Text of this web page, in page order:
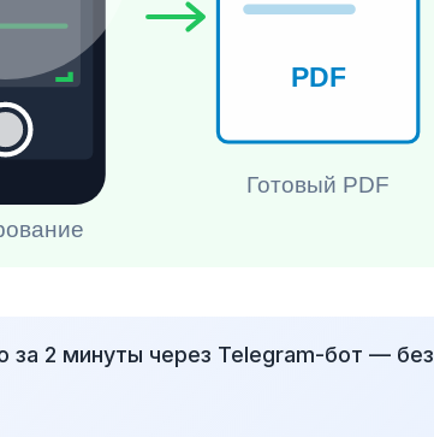
PDF
Готовый PDF
за 2 минуты через Telegram-бот — без